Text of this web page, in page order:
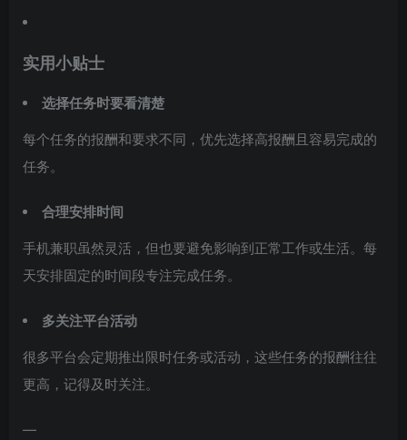
实用小贴士
选择任务时要看清楚
每个任务的报酬和要求不同，优先选择高报酬且容易完成的
任务。
合理安排时间
手机兼职虽然灵活，但也要避免影响到正常工作或生活。每
天安排固定的时间段专注完成任务。
多关注平台活动
很多平台会定期推出限时任务或活动，这些任务的报酬往往
更高，记得及时关注。
—